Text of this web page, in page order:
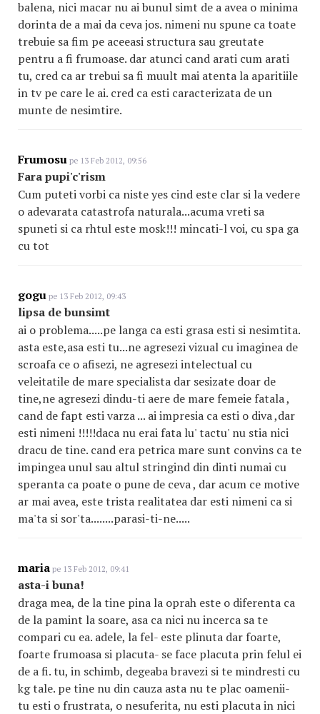
balena, nici macar nu ai bunul simt de a avea o minima
dorinta de a mai da ceva jos. nimeni nu spune ca toate
trebuie sa fim pe aceeasi structura sau greutate
pentru a fi frumoase. dar atunci cand arati cum arati
tu, cred ca ar trebui sa fi muult mai atenta la aparitiile
in tv pe care le ai. cred ca esti caracterizata de un
munte de nesimtire.
Frumosu pe 13 Feb 2012, 09:56
Fara pupi'c'rism
Cum puteti vorbi ca niste yes cind este clar si la vedere
o adevarata catastrofa naturala...acuma vreti sa
spuneti si ca rhtul este mosk!!! mincati-l voi, cu spa ga
cu tot
gogu pe 13 Feb 2012, 09:43
lipsa de bunsimt
ai o problema.....pe langa ca esti grasa esti si nesimtita.
asta este,asa esti tu...ne agresezi vizual cu imaginea de
scroafa ce o afisezi, ne agresezi intelectual cu
veleitatile de mare specialista dar sesizate doar de
tine,ne agresezi dindu-ti aere de mare femeie fatala ,
cand de fapt esti varza ... ai impresia ca esti o diva ,dar
esti nimeni !!!!!daca nu erai fata lu' tactu' nu stia nici
dracu de tine. cand era petrica mare sunt convins ca te
impingea unul sau altul stringind din dinti numai cu
speranta ca poate o pune de ceva , dar acum ce motive
ar mai avea, este trista realitatea dar esti nimeni ca si
ma'ta si sor'ta........parasi-ti-ne.....
maria pe 13 Feb 2012, 09:41
asta-i buna!
draga mea, de la tine pina la oprah este o diferenta ca
de la pamint la soare, asa ca nici nu incerca sa te
compari cu ea. adele, la fel- este plinuta dar foarte,
foarte frumoasa si placuta- se face placuta prin felul ei
de a fi. tu, in schimb, degeaba bravezi si te mindresti cu
kg tale. pe tine nu din cauza asta nu te plac oamenii-
tu esti o frustrata, o nesuferita, nu esti placuta in nici